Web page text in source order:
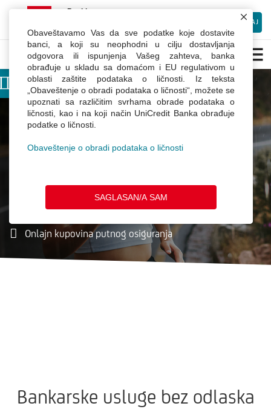
mBanking
Besplatno preuzmite Android aplikaciju
INSTALIRAJ
mBanking
Obaveštavamo Vas da sve podatke koje dostavite
banci, a koji su neophodni u cilju dostavljanja
odgovora ili ispunjenja Vašeg zahteva, banka
obrađuje u skladu sa domaćom i EU regulativom u
oblasti zaštite podataka o ličnosti. Iz teksta
„Obaveštenje o obradi podataka o ličnosti“, možete se
upoznati sa različitim svrhama obrade podataka o
ličnosti, kao i na koji način UniCredit Banka obrađuje
podatke o ličnosti.
Obaveštenje o obradi podataka o ličnosti
SAGLASAN/A SAM
Dobrodošli u Webchat.
Unesite Vaše ime
Moja banka je
tamo gde sam ja
mBanking
Keš kredit na klik
Onlajn kupovina putnog osiguranja
Bankarske usluge bez odlaska